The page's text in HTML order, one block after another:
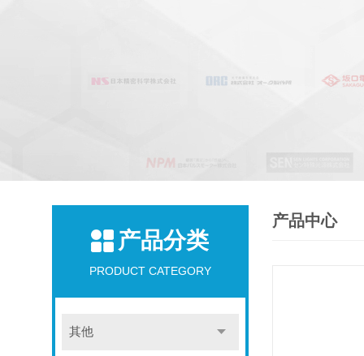
产品分类
PRODUCT CATEGORY
其他
产品中心